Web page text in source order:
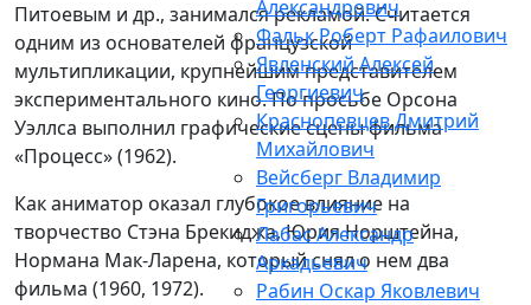
Александрович
Фальк Роберт Рафаилович
Явленский Алексей
Георгиевич
Краснопевцев Дмитрий
Михайлович
Вейсберг Владимир
Григорьевич
Лабас Александр
Аркадьевич
Рабин Оскар Яковлевич
Питоевым и др., занимался рекламой. Считается
одним из основателей французской
мультипликации, крупнейшим представителем
экспериментального кино. По просьбе Орсона
Уэллса выполнил графические сцены фильма
«Процесс» (1962).
Как аниматор оказал глубокое влияние на
творчество Стэна Брекиджа, Юрия Норштейна,
Нормана Мак-Ларена, который снял о нем два
фильма (1960, 1972).